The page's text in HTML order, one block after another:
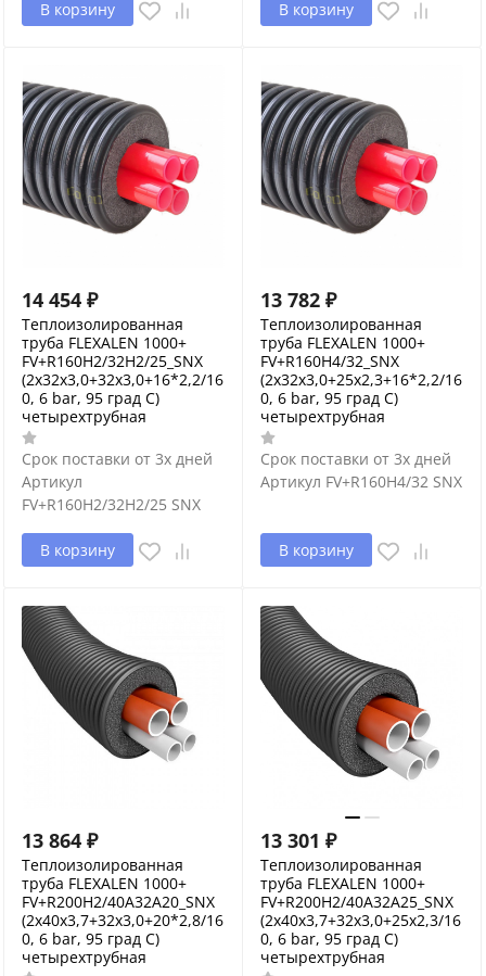
В корзину В корзину
14 454 ₽
Теплоизолированная
труба FLEXALEN 1000+
FV+R160H2/32H2/25_SNX
(2x32x3,0+32x3,0+16*2,2/16
0, 6 bar, 95 град С)
четырехтрубная
Срок поставки от 3х дней
Артикул
FV+R160H2/32H2/25 SNX
В корзину
13 782 ₽
Теплоизолированная
труба FLEXALEN 1000+
FV+R160H4/32_SNX
(2x32x3,0+25x2,3+16*2,2/16
0, 6 bar, 95 град С)
четырехтрубная
Срок поставки от 3х дней
Артикул FV+R160H4/32 SNX
В корзину
13 864 ₽
Теплоизолированная
труба FLEXALEN 1000+
FV+R200H2/40A32A20_SNX
(2x40x3,7+32x3,0+20*2,8/16
0, 6 bar, 95 град С)
четырехтрубная
13 301 ₽
Теплоизолированная
труба FLEXALEN 1000+
FV+R200H2/40A32A25_SNX
(2x40x3,7+32x3,0+25x2,3/16
0, 6 bar, 95 град С)
четырехтрубная